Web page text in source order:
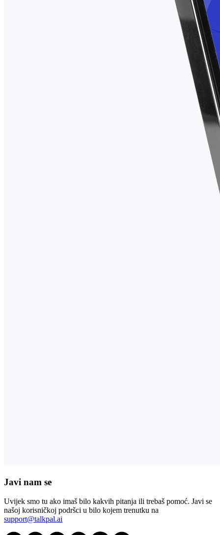
Javi nam se
Uvijek smo tu ako imaš bilo kakvih pitanja ili trebaš pomoć. Javi se
našoj korisničkoj podršci u bilo kojem trenutku na
support@talkpal.ai